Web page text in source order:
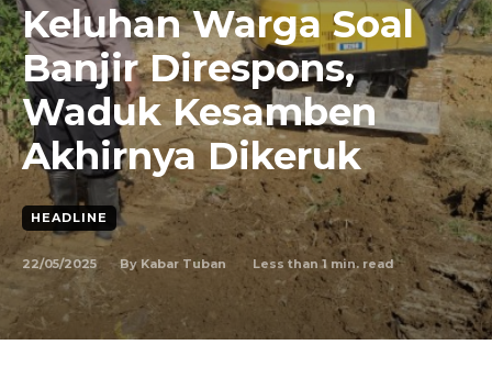
Keluhan Warga Soal
Banjir Direspons,
Waduk Kesamben
Akhirnya Dikeruk
HEADLINE
22/05/2025 By Kabar Tuban Less than 1 min. read